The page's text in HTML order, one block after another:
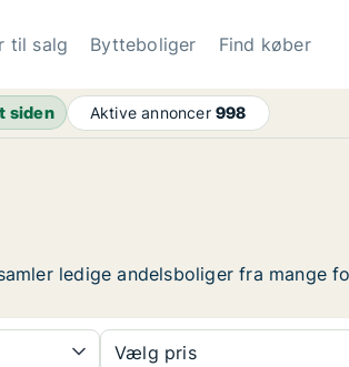
til salg Bytteboliger Find køber
siden Aktive annoncer998
ledige andelsboliger fra mange
Vælg pris